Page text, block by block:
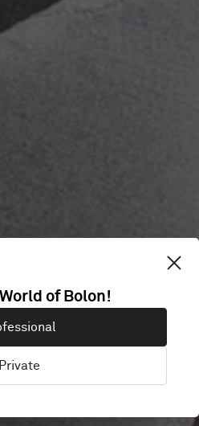
Australien
of Bolon!
Private